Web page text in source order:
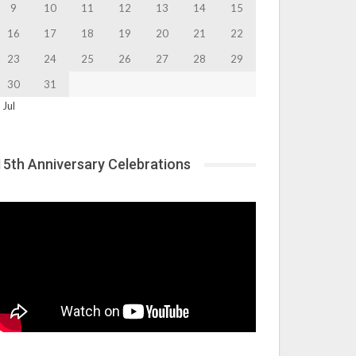
9 10 11 12 13 14
15
16
17 18 19 20 21
22
23
24 25 26 27 28
29
30
31
Jul
Anniversary Celebrations